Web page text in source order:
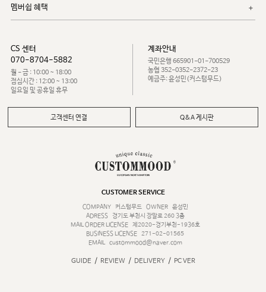
멤버쉽 혜택
CS 센터
070-8704-5882
월 - 금 : 10:00 ~ 18:00
점심시간 : 12:00 ~ 13:00
일요일 및 공휴일 휴무
계좌안내
국민은행 665901-01-700529
농협 352-0352-2372-23
예금주: 윤성민(커스텀무드)
고객센터 연결 Q&A 게시판
CUSTOMER SERVICE
COMPANY
커스텀무드 OWNER
윤성민
ADRESS
경기도 부천시 장말로 260 3층
MAIL ORDER LICENSE
제2020-경기부천-1936호
BUSINESS LICENSE 271-02-01565
EMAIL
custommood@naver.com
GUIDE / REVIEW / DELIVERY / PC VER